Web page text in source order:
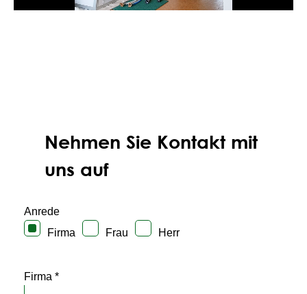
Nehmen Sie Kontakt mit
uns auf
Anrede
Firma
Frau Herr
Firma *